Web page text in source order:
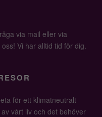
via mail eller via
Vi har alltid tid för dig.
för ett klimatneutralt
vårt liv och det behöver